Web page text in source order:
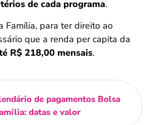
de cada programa.
Família, para ter direito ao
que a renda per capita da
R$ 218,00 mensais.
de pagamentos Bolsa
datas e valor